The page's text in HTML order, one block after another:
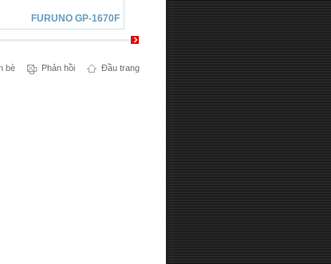
FURUNO GP-1670F FURUNO GP-1870F
bè Phản hồi Đầu trang